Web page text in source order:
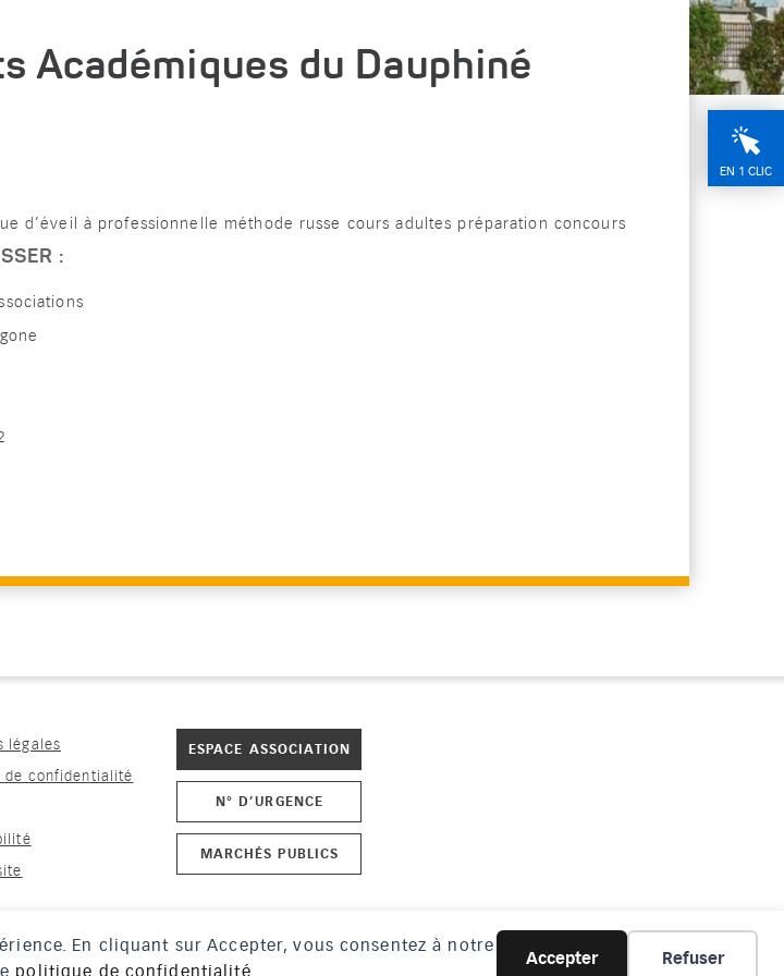
En cliquant sur Accepter, vous consentez à notre
politique de confidentialité
Accepter Refuser
EN 1 CLIC
Académiques du Dauphiné
d’éveil à professionnelle méthode russe cours adultes préparation concours
:
légales
de confidentialité
ESPACE ASSOCIATION
N° D’URGENCE
MARCHÉS PUBLICS